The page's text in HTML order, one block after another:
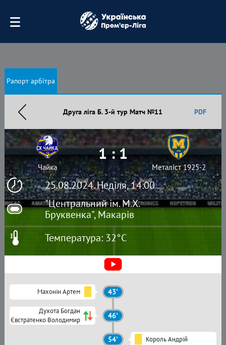
Рапорт арбітра
Друга ліга Б. 3-й тур Матч №11 PDF
25.08.2024. Неділя, 14:00
"Центральний ім. М.Х.
Бруквенка", Макарів
Чайка
1 : 1
Металіст 1925-2
Температура: 32°C
Махонін Артем 43'
Духота Богдан
Євстратенко Володимир
46'
54' Король Андрій